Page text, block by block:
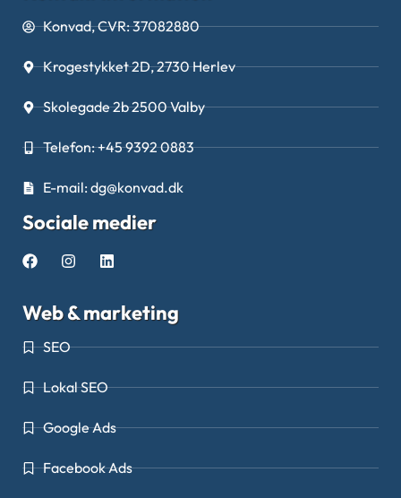
Konvad, CVR: 37082880
Krogestykket 2D, 2730 Herlev
Skolegade 2b 2500 Valby
Telefon: +45 9392 0883
E-mail: dg@konvad.dk
Sociale medier
Web & marketing
SEO
Lokal SEO
Google Ads
Facebook Ads